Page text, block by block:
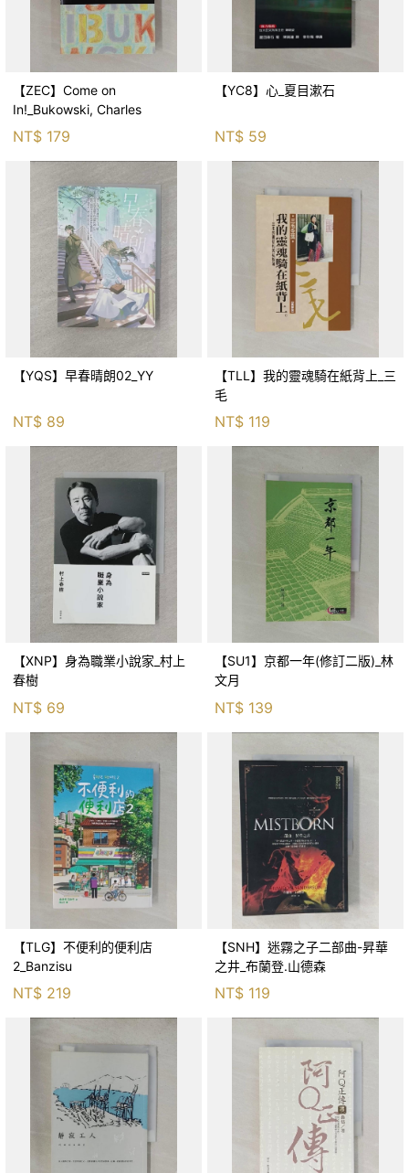
【ZEC】Come on
In!_Bukowski, Charles
NT$ 179
【YC8】心_夏目漱石
NT$ 59
【YQS】早春晴朗02_YY
NT$ 89
【TLL】我的靈魂騎在紙背上_三
毛
NT$ 119
【XNP】身為職業小說家_村上
春樹
NT$ 69
【SU1】京都一年(修訂二版)_林
文月
NT$ 139
【TLG】不便利的便利店
2_Banzisu
NT$ 219
【SNH】迷霧之子二部曲-昇華
之井_布蘭登.山德森
NT$ 119